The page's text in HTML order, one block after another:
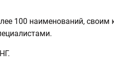
100 наименований,